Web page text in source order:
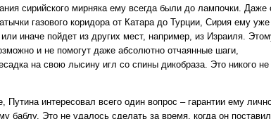
сирийского мирняка ему всегда были до лампочки. Даже
газового коридора от Катара до Турции, Сирия ему
иначе пойдет из других мест, например, из Израиля.
и не помогут даже абсолютно отчаянные шаги,
на свою лысину игл со спины дикобраза. Это никого не
Путина интересовал всего один вопрос – гарантии ему
баблу. Это не удалось сделать за время, когда он поставил